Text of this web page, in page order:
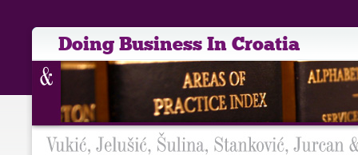
Doing Business In Croatia